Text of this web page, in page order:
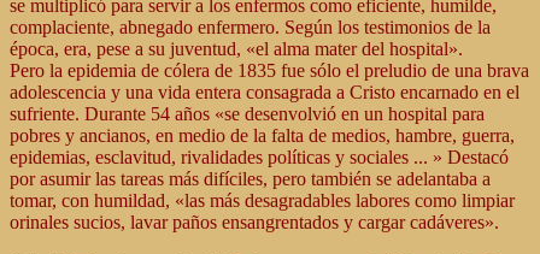
se multiplicó para servir a los enfermos como eficiente, humilde,
complaciente, abnegado enfermero. Según los testimonios de la
época, era, pese a su juventud, «el alma mater del hospital».
Pero la epidemia de cólera de 1835 fue sólo el preludio de una brava
adolescencia y una vida entera consagrada a Cristo encarnado en el
sufriente. Durante 54 años «se desenvolvió en un hospital para
pobres y ancianos, en medio de la falta de medios, hambre, guerra,
epidemias, esclavitud, rivalidades políticas y sociales ... » Destacó
por asumir las tareas más difíciles, pero también se adelantaba a
tomar, con humildad, «las más desagradables labores como limpiar
orinales sucios, lavar paños ensangrentados y cargar cadáveres».